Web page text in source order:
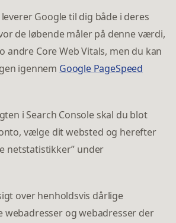
Google til dig både i deres
de løbende måler på denne værdi,
andre Core Web Vitals, men du kan
igennem Google PageSpeed
i Search Console skal du blot
vælge dit websted og herefter
netstatistikker” under
over henholdsvis dårlige
webadresser og webadresser der